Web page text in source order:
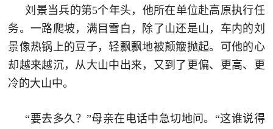
防
子
弟
兵
国
防
员
刘景当兵的第5个年头，他所在单位赴高原执行任
务。一路爬坡，满目雪白，除了山还是山，车内的刘
景像热锅上的豆子，轻飘飘地被颠簸抛起。可他的心
却越来越沉，从大山中出来，又到了更偏、更高、更
冷的大山中。
“要去多久？”母亲在电话中急切地问。“这谁说得